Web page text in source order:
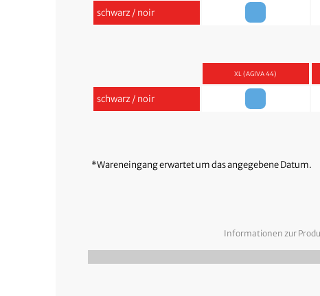
schwarz / noir
XL (AGIVA 44)
schwarz / noir
*Wareneingang erwartet um das angegebene Datum.
Informationen zur